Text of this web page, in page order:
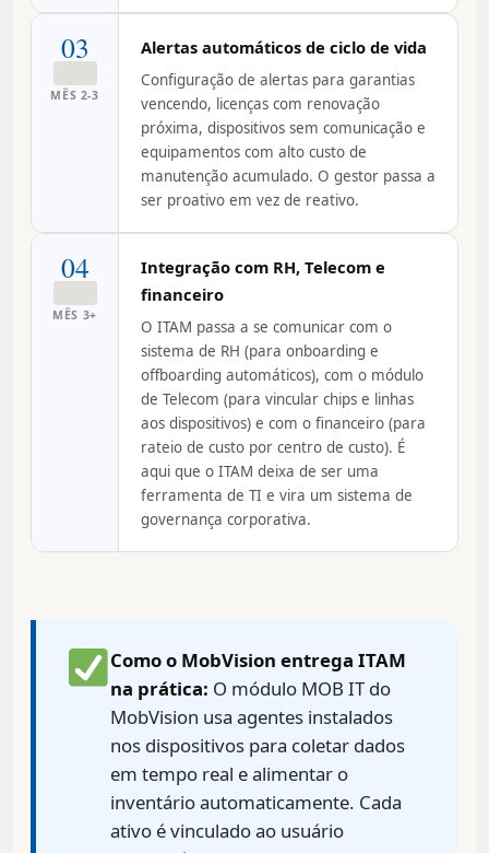
03
MÊS 2-3
Alertas automáticos de ciclo de vida
Configuração de alertas para garantias
vencendo, licenças com renovação
próxima, dispositivos sem comunicação e
equipamentos com alto custo de
manutenção acumulado. O gestor passa a
ser proativo em vez de reativo.
04
MÊS 3+
Integração com RH, Telecom e
financeiro
O ITAM passa a se comunicar com o
sistema de RH (para onboarding e
offboarding automáticos), com o módulo
de Telecom (para vincular chips e linhas
aos dispositivos) e com o financeiro (para
rateio de custo por centro de custo). É
aqui que o ITAM deixa de ser uma
ferramenta de TI e vira um sistema de
governança corporativa.
Como o MobVision entrega ITAM
na prática: O módulo MOB IT do
MobVision usa agentes instalados
nos dispositivos para coletar dados
em tempo real e alimentar o
inventário automaticamente. Cada
ativo é vinculado ao usuário